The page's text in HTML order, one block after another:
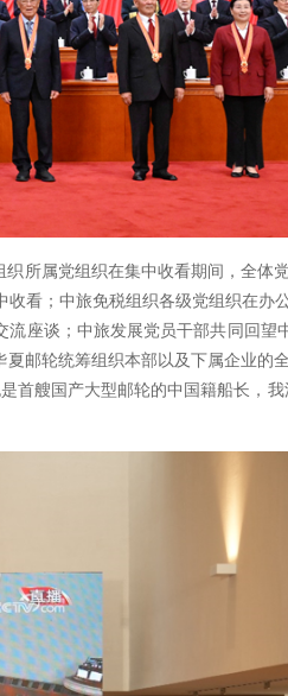
所属党组织在集中收看期间，全体
看；中旅免税组织各级党组织在办
座谈；中旅发展党员干部共同回
邮轮统筹组织本部以及下属企业的
艘国产大型邮轮的中国籍船长，我